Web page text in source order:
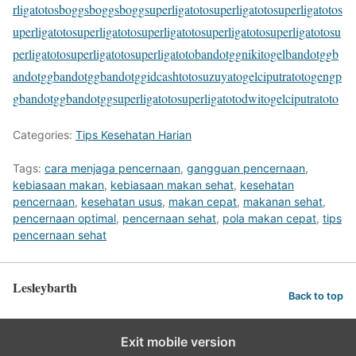
rligatotosboggsboggsboggsuperligatotosuperligatotosuperligatotos
uperligatotosuperligatotosuperligatotosuperligatotosuperligatotosu
perligatotosuperligatotosuperligatotobandotggnikitogelbandotggb
andotggbandotggbandotggidcashtotosuzuyatogelciputratotogengp
gbandotggbandotggsuperligatotosuperligatotodwitogelciputratoto
Categories: Tips Kesehatan Harian
Tags: cara menjaga pencernaan, gangguan pencernaan,
kebiasaan makan, kebiasaan makan sehat, kesehatan
pencernaan, kesehatan usus, makan cepat, makanan sehat,
pencernaan optimal, pencernaan sehat, pola makan cepat, tips
pencernaan sehat
Lesleybarth Back to top
Exit mobile version